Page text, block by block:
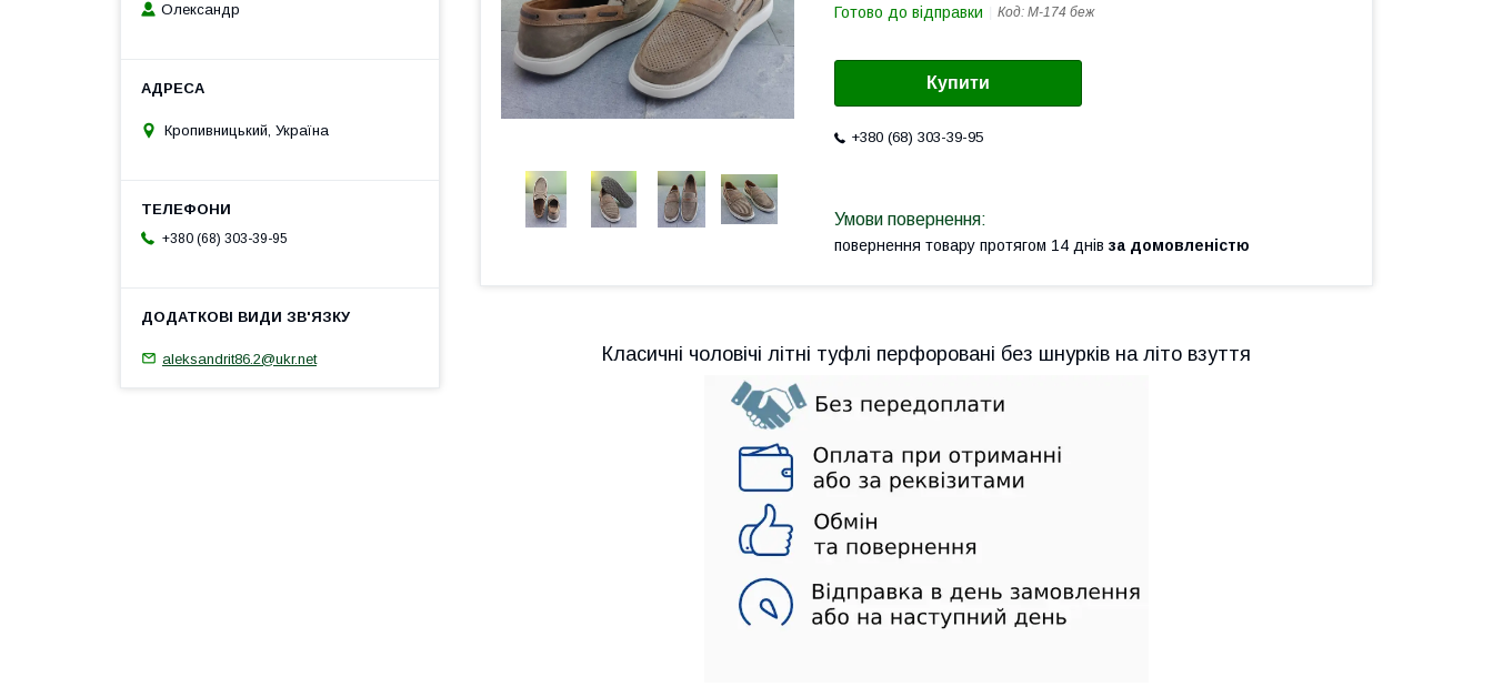
Готово до відправки Код: М-174 беж
Купити
+380 (68) 303-39-95
повернення товару протягом 14 днів за домовленістю
Класичні чоловічі літні туфлі перфоровані без шнурків на літо взуття
Олександр
Кропивницький, Україна
+380 (68) 303-39-95
aleksandrit86.2@ukr.net